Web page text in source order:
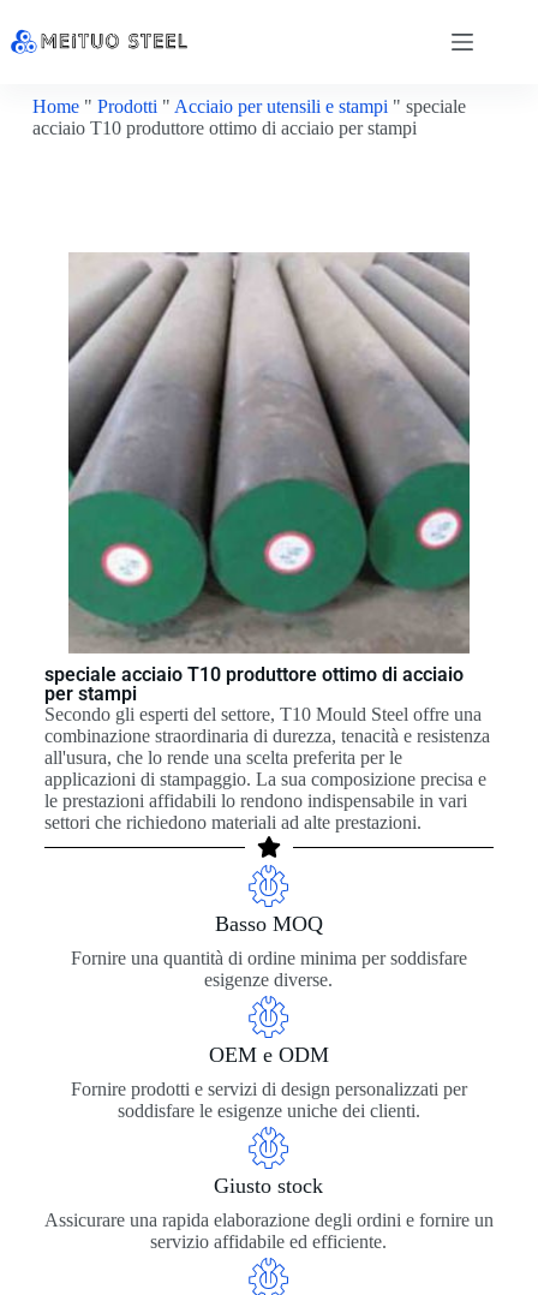
Home" Prodotti " Acciaio per utensili e stampi " speciale
acciaio T10 produttore ottimo di acciaio per stampi
speciale acciaio T10 produttore ottimo di acciaio
per stampi
Secondo gli esperti del settore, T10 Mould Steel offre una
combinazione straordinaria di durezza, tenacità e resistenza
all'usura, che lo rende una scelta preferita per le
applicazioni di stampaggio. La sua composizione precisa e
le prestazioni affidabili lo rendono indispensabile in vari
settori che richiedono materiali ad alte prestazioni.
Basso MOQ
Fornire una quantità di ordine minima per soddisfare
esigenze diverse.
OEM e ODM
Fornire prodotti e servizi di design personalizzati per
soddisfare le esigenze uniche dei clienti.
Giusto stock
Assicurare una rapida elaborazione degli ordini e fornire un
servizio affidabile ed efficiente.